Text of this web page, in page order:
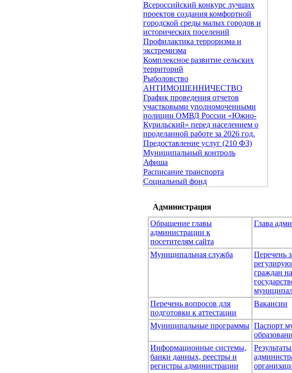
Всероссийский конкурс лучших
проектов создания комфортной
городской среды малых городов и
исторических поселений
Профилактика терроризма и
экстремизма
Комплексное развитие сельских
территорий
Рыболовство
АНТИМОШЕННИЧЕСТВО
График проведения отчетов
участковыми уполномоченными
полиции ОМВД России «Южно-
Курильский» перед населением о
проделанной работе за 2026 год.
Предоставление услуг (210 ФЗ)
Муниципальный контроль
Афиша
Расписание транспорта
Социальный фонд
Администрация
Обращение главы
администрации к
посетителям сайта
Глава
Муниципальная служба
Перечень
граждан на
Перечень вопросов для
подготовки к аттестации
Вакансии
Муниципальные программы Паспорт
Информационные системы,
банки данных, реестры и
регистры администрации